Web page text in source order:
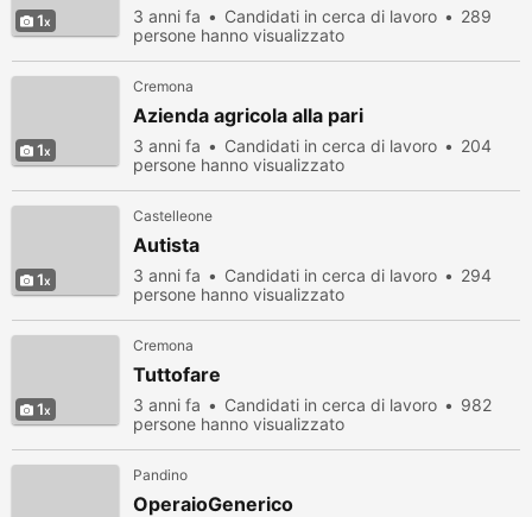
1 3 anni fa Candidati in cerca di lavoro
289
persone hanno visualizzato
1
Cremona
Azienda agricola alla pari
3 anni fa Candidati in cerca di lavoro
204
persone hanno visualizzato
1
Castelleone
Autista
3 anni fa Candidati in cerca di lavoro
294
persone hanno visualizzato
1
Cremona
Tuttofare
3 anni fa Candidati in cerca di lavoro
982
persone hanno visualizzato
Pandino
OperaioGenerico